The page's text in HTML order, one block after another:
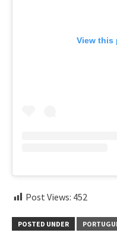
View this
Post Views: 452
POSTED UNDER